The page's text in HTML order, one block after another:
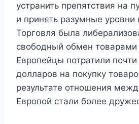
устранить препятствия на
и принять разумные уровни
Торговля была
свободный обмен товарами
Европейцы потратили
долларов на покупку
результате отношения
Европой стали более